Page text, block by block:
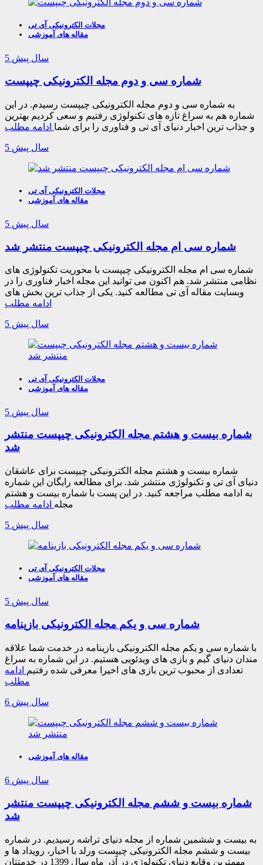
مجلات الکترونیکی آی تی
مقاله های آموزشی
5 سال پیش
شماره سی و دوم مجله الکترونیکی چیپست
به شماره سی و دوم مجله الکترونیکی چیپست رسیدم. در این
شماره هم به سراغ تازه های تکنولوژی رفتیم و سعی کردیم بهترین
و جذاب ترین اخبار دنیای آی تی و فناوری را برای شما ادامه مطلب
5 سال پیش
مجلات الکترونیکی آی تی
مقاله های آموزشی
5 سال پیش
شماره سی ام مجله الکترونیکی چیپست منتشر شد
شماره سی ام مجله الکترونیکی چیپست با محوریت تکنولوژی های
نظامی منتشر شد. هم اکنون می توانید این مجله اخبار فناوری را در
وبسایت مقاله آی تی مطالعه کنید. یکی از جذاب ترین بخش های
ادامه مطلب
5 سال پیش
مجلات الکترونیکی آی تی
مقاله های آموزشی
5 سال پیش
شماره بیست و هشتم مجله الکترونیکی چیپست منتشر
شد
شماره بیست و هشتم مجله الکترونیکی چیپست برای عاشقان
دنیای آی تی و تکنولوژی منتشر شد. برای مطالعه رایگان این شماره
به ادامه مطلب مراجعه کنید. در این پست با شماره بیست و هشتم
مجله ادامه مطلب
5 سال پیش
مجلات الکترونیکی آی تی
مقاله های آموزشی
5 سال پیش
شماره سی و یکم مجله الکترونیکی بازینامه
با شماره سی و یکم مجله الکترونیکی بازینامه در خدمت شما علاقه
مندان دنیای گیم و بازی های ویدئویی هستیم. در این شماره به سراغ
تعدادی از محبوب ترین بازی های اخیرا معرفی شده رفتیم ادامه
مطلب
6 سال پیش
مقاله های آموزشی
6 سال پیش
شماره بیست و ششم مجله الکترونیکی چیپست منتشر
شد
به بیست و ششمین شماره از مجله دنیای تراشه رسیدیم. در شماره
بیست و ششم مجله الکترونیکی چیپست ورلد با اخبار، رویداد ها و
مهمترین وقایع دنیای تکنولوژی در آذر ماه سال 1399 در خدمتتان